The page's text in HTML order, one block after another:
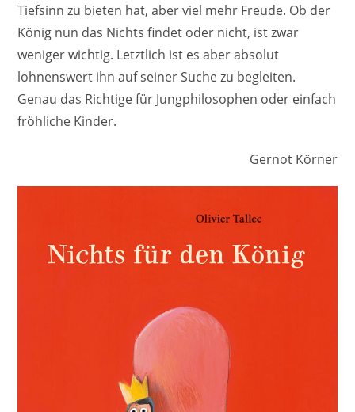
Tiefsinn zu bieten hat, aber viel mehr Freude. Ob der
König nun das Nichts findet oder nicht, ist zwar
weniger wichtig. Letztlich ist es aber absolut
lohnenswert ihn auf seiner Suche zu begleiten.
Genau das Richtige für Jungphilosophen oder einfach
fröhliche Kinder.
Gernot Körner